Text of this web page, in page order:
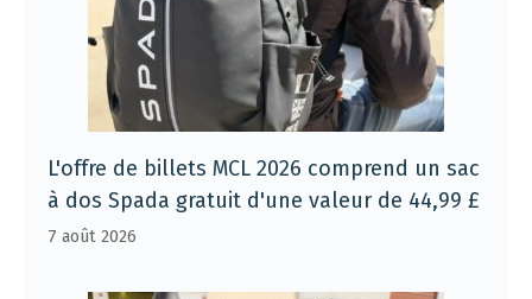
L'offre de billets MCL 2026 comprend un sac
à dos Spada gratuit d'une valeur de 44,99 £
7 août 2026